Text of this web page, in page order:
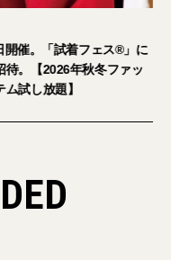
2026年9月5日・6日開催。
読者の皆さまをご招待。【
ション＆美容アイテム試し